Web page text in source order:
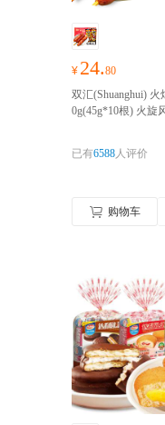
¥ 24.80
双汇(Shuanghui) 火
0g(45g*10根) 火旋
已有6588人评价
购物车